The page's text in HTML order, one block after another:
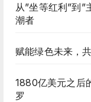
从”坐等红利”到
潮者
赋能绿色未来，
1880亿美元之后
罗